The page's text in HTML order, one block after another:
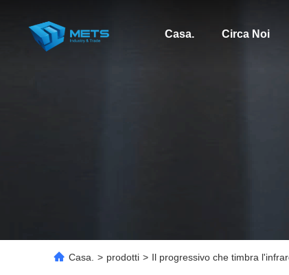
Casa. Circa Noi
Casa. > prodotti > Il progressivo che timbra